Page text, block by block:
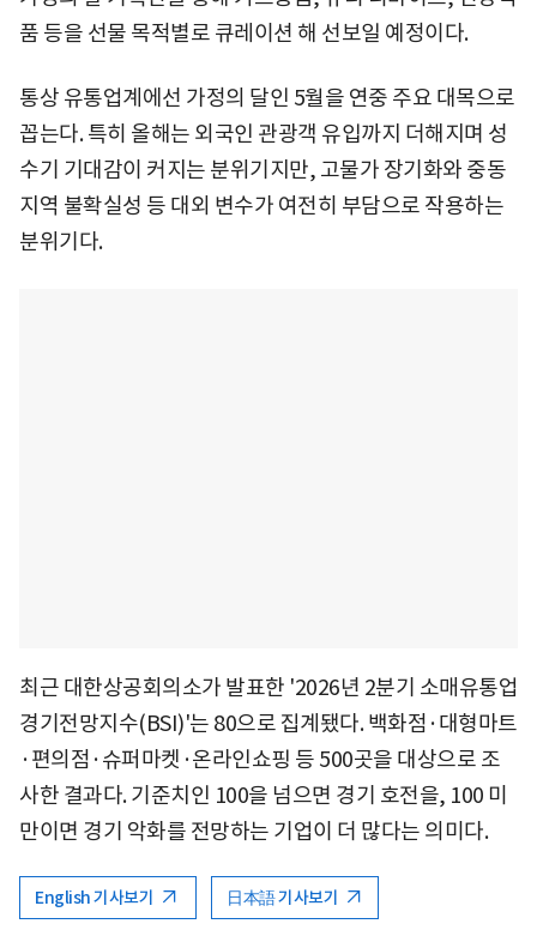
품 등을 선물 목적별로 큐레이션 해 선보일 예정이다.
통상 유통업계에선 가정의 달인 5월을 연중 주요 대목으로
꼽는다. 특히 올해는 외국인 관광객 유입까지 더해지며 성
수기 기대감이 커지는 분위기지만, 고물가 장기화와 중동
지역 불확실성 등 대외 변수가 여전히 부담으로 작용하는
분위기다.
최근 대한상공회의소가 발표한 '2026년 2분기 소매유통업
경기전망지수(BSI)'는 80으로 집계됐다. 백화점·대형마트
·편의점·슈퍼마켓·온라인쇼핑 등 500곳을 대상으로 조
사한 결과다. 기준치인 100을 넘으면 경기 호전을, 100 미
만이면 경기 악화를 전망하는 기업이 더 많다는 의미다.
English 기사보기 日本語 기사보기